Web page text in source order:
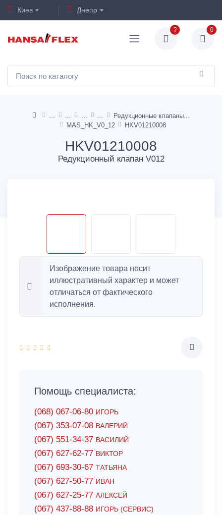
Киев Днепр
? 0
Редукционные клапаны
MAS_HK_V0_12
HKV01210008
HKV01210008
Редукционный клапан V012
Изображение товара носит
иллюстративный характер и может
отличаться от фактического
исполнения.
Помощь специалиста:
(068) 067-06-80 ИГОРЬ
(067) 353-07-08 ВАЛЕРИЙ
(067) 551-34-37 ВАСИЛИЙ
(067) 627-62-77 ВИКТОР
(067) 693-30-67 ТАТЬЯНА
(067) 627-50-77 ИВАН
(067) 627-25-77 АЛЕКСЕЙ
(067) 437-88-88 ИГОРЬ (СЕРВИС)